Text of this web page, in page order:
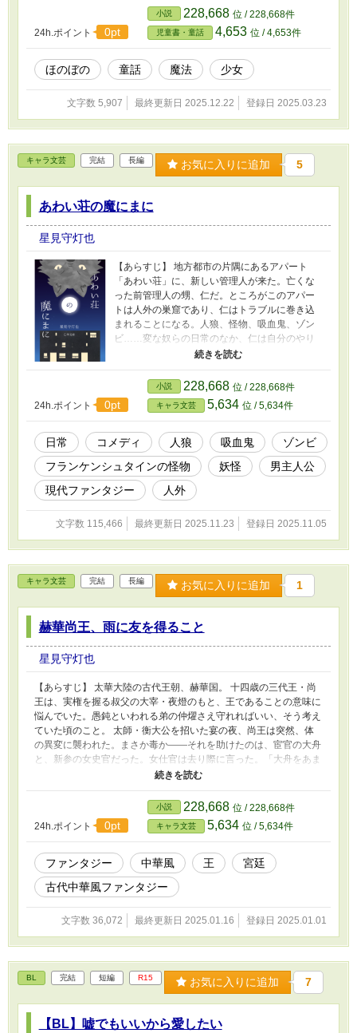
24h.ポイント 0pt
小説 228,668 位 / 228,668件
児童書・童話 4,653 位 / 4,653件
ほのぼの 童話 魔法 少女
文字数 5,907 最終更新日 2025.12.22 登録日 2025.03.23
キャラ文芸 完結 長編 お気に入りに追加 5
あわい荘の魔にまに
星見守灯也
【あらすじ】 地方都市の片隅にあるアパート
「あわい荘」に、新しい管理人が来た。亡くな
った前管理人の甥、仁だ。ところがこのアパー
トは人外の巣窟であり、仁はトラブルに巻き込
まれることになる。人狼、怪物、吸血鬼、ゾン
ビ……変な奴らの日常のなか、仁は自分のやり
たいことを思い出す。それは趣味にしていた、
お面づくりだった。 【登場人物】 ・安和井
仁 （21、男） 人間の青年。目つきが悪く、人
間不信気味。伯母のアパートを受け継いだ。 お
面作りが趣味だが、恥ずかしくて人に言えてな
い。 ・牙狼 （実年齢は76くらい、男） 人狼。
とても陽気で人懐っこい。満月の夜にはハイテ
ンションになる。 ・ウガリ （男） 吸血鬼。人
を驚かせるのが趣味だが、怖がり。数字を数え
るのが好き。 ・ヴィック （200すぎ、男） 人
造の怪物。翻訳家、小説家。現在、婚活にどハ
マり中。騙されやすい。 ・ロム （男） ゾン
ビ。調子がいい。Yo! TubeでＶtuberとして活躍
中。ミイラのネヘブと同室。 他サイトでも投稿
24h.ポイント 0pt
小説 228,668 位 / 228,668件
キャラ文芸 5,634 位 / 5,634件
日常 コメディ 人狼 吸血鬼
ゾンビ
フランケンシュタインの怪物
妖怪
男主人公
現代ファンタジー
人外
文字数 115,466 最終更新日 2025.11.23 登録日 2025.11.05
キャラ文芸 完結 長編 お気に入りに追加 1
赫華尚王、雨に友を得ること
星見守灯也
【あらすじ】 太華大陸の古代王朝、赫華国。 十四歳の三代王・尚
王は、実権を握る叔父の大宰・夜燈のもと、王であることの意味に
悩んでいた。愚鈍といわれる弟の仲燿さえ守れればいい、そう考え
ていた頃のこと。 太師・衡大公を招いた宴の夜、尚王は突然、体
の異変に襲われた。まさか毒か――それを助けたのは、宦官の大舟
と、新参の女史官だった。女仕官は去り際に言った。「大舟をあま
り信用するな」と。奇妙に思った尚王は、毒を盛った犯人をこっそ
りと探し始める。 夜燈、大舟、璃珠、衡大公の思惑が絡み合う
中、尚王は十二年前の事件の真相を知ることになる。誰が敵か味方
かも明らかでない王城で、少年王はなにを決断するのか。 【登場
人物】 ・尚王 十四歳の王。王であることに悩んでいる。 毒を盛ら
れた事件を追ううち、十二年前の事件に気づくことになる。 ・仲
燿 尚王の弟。話すことができない愚鈍と思われている。 ・夜燈 尚
王の叔父。生真面目な大宰。何かを隠しているようだ。 ・大舟 調
理場の下働き。奄人（去勢された男）。尚王を助けた。 ・璃珠 若
カクヨム、クロスフォリオにも投稿しています。 同人誌にもなっ
24h.ポイント 0pt
小説 228,668 位 / 228,668件
キャラ文芸 5,634 位 / 5,634件
ファンタジー 中華風 王
宮廷
古代中華風ファンタジー
文字数 36,072 最終更新日 2025.01.16 登録日 2025.01.01
BL 完結 短編 R15 お気に入りに追加 7
【BL】嘘でもいいから愛したい